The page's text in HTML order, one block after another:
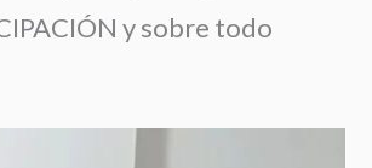
y sobre todo